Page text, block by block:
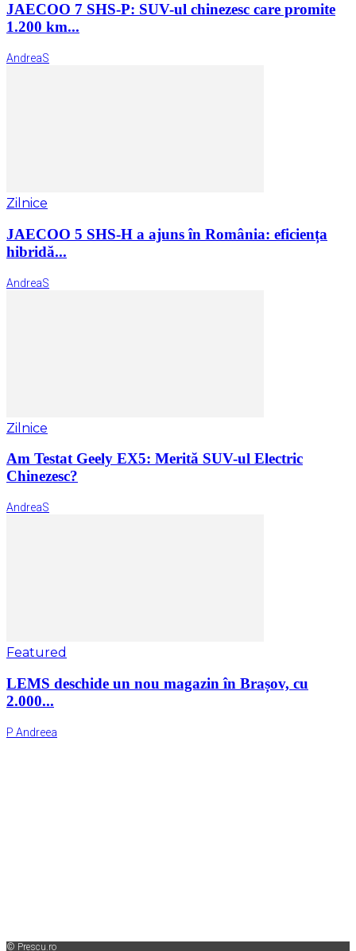
JAECOO 7 SHS-P: SUV-ul chinezesc care promite
1.200 km...
AndreaS
Zilnice
JAECOO 5 SHS-H a ajuns în România: eficiența
hibridă...
AndreaS
Zilnice
Am Testat Geely EX5: Merită SUV-ul Electric
Chinezesc?
AndreaS
Featured
LEMS deschide un nou magazin în Brașov, cu
2.000...
P Andreea
© Prescu.ro